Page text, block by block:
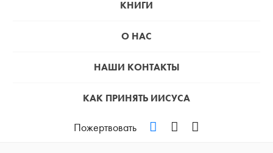
КНИГИ
О НАС
НАШИ КОНТАКТЫ
КАК ПРИНЯТЬ ИИСУСА
Пожертвовать VKontakte
YouTube